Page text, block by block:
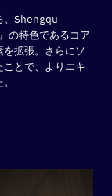
。Shengqu
の特色であるコア
拡張。さらにソ
とで、よりエキ